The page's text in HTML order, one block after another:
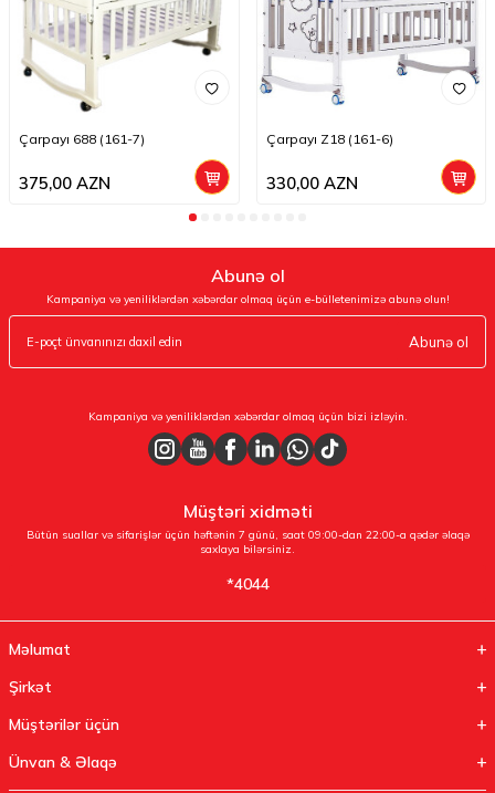
Çarpayı 688 (161-7)
375,00 AZN
Çarpayı Z18 (161-6)
330,00AZN
Abunə ol
Kampaniya və yeniliklərdən xəbərdar olmaq üçün e-bülletenimizə abunə olun!
Abunə ol
Kampaniya və yeniliklərdən xəbərdar olmaq üçün bizi izləyin.
Müştəri xidməti
Bütün suallar və sifarişlər üçün həftənin 7 günü, saat 09:00-dan 22:00-a qədər əlaqə
saxlaya bilərsiniz.
*4044
Məlumat
Şirkət
Müştərilər üçün
Ünvan & Əlaqə